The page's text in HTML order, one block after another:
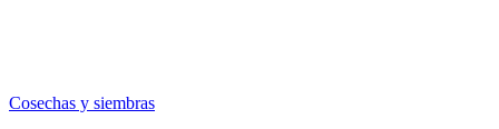
Cosechas y siembras